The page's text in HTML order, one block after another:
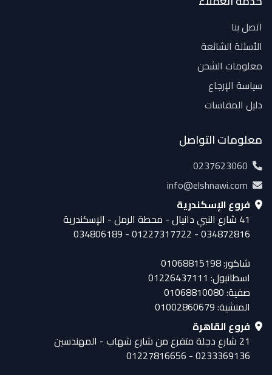
اتصل بنا
الأسئلة الشائعة
معلومات الشحن
سياسة الإرجاع
دليل المقاسات
معلومات التواصل
0237623060
info@elshnawi.com
فروع الإسكندرية
41 شارع النبي دانيال - محطة الرمل - الإسكندرية
034872816 - 01227317722 - 034806189
شاكور: 01068815198
اسطانبول: 01226437111
صفية: 01068810080
المنشية: 01002860679
فروع القاهرة
21 شارع دجلة متفرع من شارع شهاب - المهندسين
0233369136 - 01227816656